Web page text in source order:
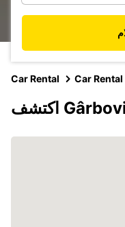
Car Rental Car